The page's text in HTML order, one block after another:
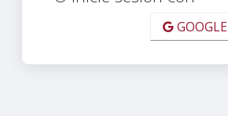
GOOGLE